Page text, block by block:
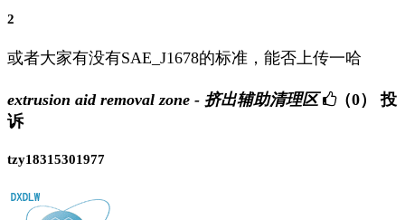
2
或者大家有没有SAE_J1678的标准，能否上传一哈
extrusion aid removal zone - 挤出辅助清理区 （0）
投
诉
tzy18315301977